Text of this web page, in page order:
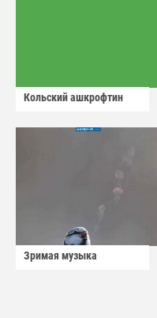
Кольский ашкрофтин
Зримая музыка